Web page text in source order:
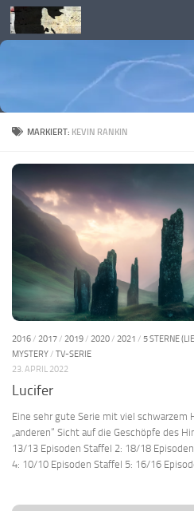
Skip to content
MARKIERT: KEVIN RANKIN
2016/ 2017/ 2019/ 2020/ 2021 / 5 STERNE
MYSTERY/ TV-SERIE
23. APRIL 2022
Lucifer
Eine sehr gute Serie mit viel schwarzem
„anderen“ Sicht auf die Geschöpfe des
13/13 Episoden Staffel 2: 18/18
4: 10/10 Episoden Staffel 5: 16/16